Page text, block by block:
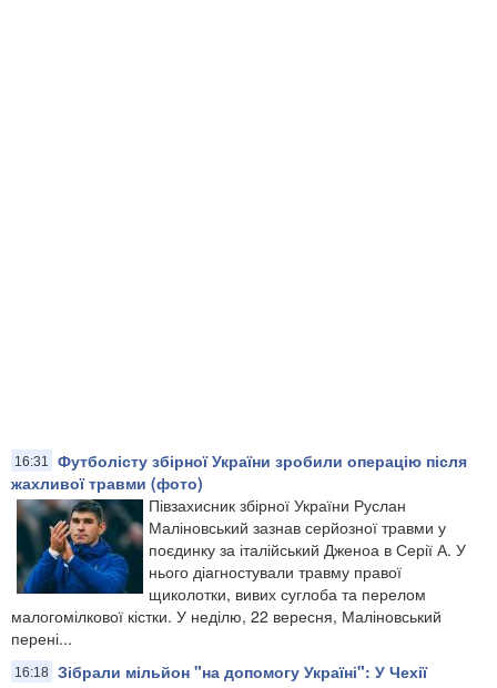
16:31
Футболісту збірної України зробили операцію після
жахливої травми (фото)
Півзахисник збірної України Руслан
Маліновський зазнав серйозної травми у
поєдинку за італійський Дженоа в Серії А. У
нього діагностували травму правої
щиколотки, вивих суглоба та перелом
малогомілкової кістки. У неділю, 22 вересня, Маліновський
перені...
16:18 Зібрали мільйон "на допомогу Україні": У Чехії